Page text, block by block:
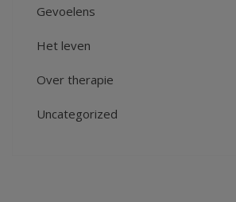
Gevoelens
Het leven
Over therapie
Uncategorized